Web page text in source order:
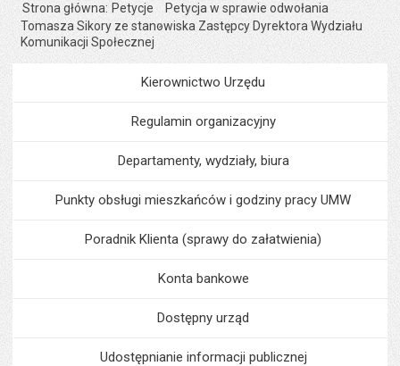
Strona główna Petycje
Petycja w sprawie odwołania
Tomasza Sikory ze stanowiska Zastępcy Dyrektora Wydziału
Komunikacji Społecznej
MenuUrząd Miejski
Kierownictwo Urzędu
Regulamin organizacyjny
Departamenty, wydziały, biura
Punkty obsługi mieszkańców i godziny pracy UMW
Poradnik Klienta (sprawy do załatwienia)
Konta bankowe
Dostępny urząd
Udostępnianie informacji publicznej